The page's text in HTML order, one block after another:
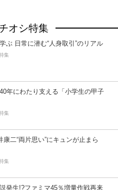
オシ特集
ぶ 日常に潜む“人身取引”のリアル
集
年にわたり支える「小学生の甲子
集
二“両片思い”にキュンが止まら
集
発生!?ファミマ45％増量作戦再来